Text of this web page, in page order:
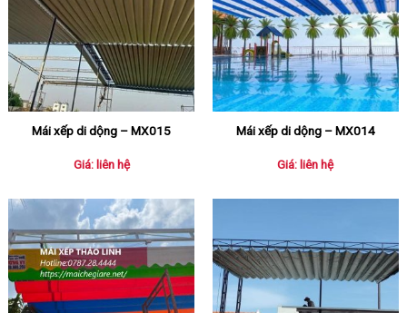
Mái xếp di dộng – MX015
Giá: liên hệ
Mái xếp di dộng – MX014
Giá: liên hệ